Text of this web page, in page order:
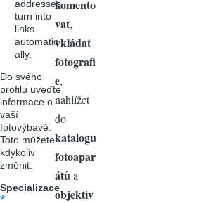
addresses
turn into
links
automatic
ally.
Do svého
profilu uveďte
informace o
vaší
fotovýbavě.
Toto můžete
kdykoliv
změnit.
Specializace
komento
vat,
vkládat
fotografi
e,
nahlížet
do
katalogu
fotoapar
átů a
objektiv